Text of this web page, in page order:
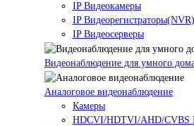
IP Видеокамеры
IP Видеорегистраторы(NVR)
IP Видеосерверы
Видеонаблюдение для умного
Аналоговое видеонаблюдение
Камеры
HDCVI/HDTVI/AHD/CVBS